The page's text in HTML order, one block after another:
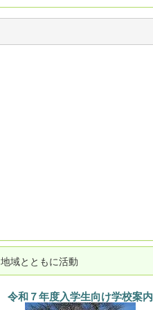
地域とともに活動
令和７年度入学生向け学校案内